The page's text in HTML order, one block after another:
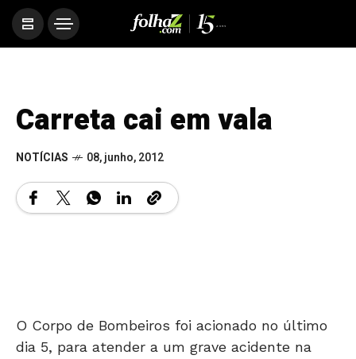
Carreta cai em vala
NOTÍCIAS 08, junho, 2012
O Corpo de Bombeiros foi acionado no último
dia 5, para atender a um grave acidente na